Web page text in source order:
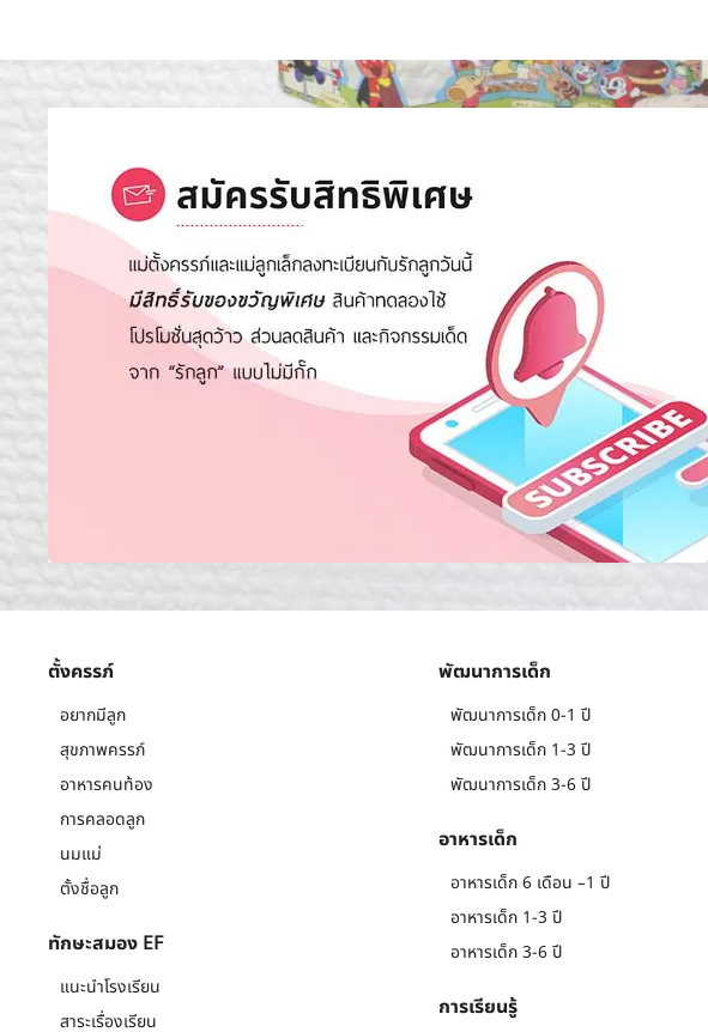
ตั้งครรภ์
อยากมีลูก
สุขภาพครรภ์
อาหารคนท้อง
การคลอดลูก
นมแม่
ตั้งชื่อลูก
ทักษะสมอง EF
แนะนำโรงเรียน
สาระเรื่องเรียน
พัฒนาการเด็ก
พัฒนาการเด็ก 0-1 ปี
พัฒนาการเด็ก 1-3 ปี
พัฒนาการเด็ก 3-6 ปี
อาหารเด็ก
อาหารเด็ก 6 เดือน –1 ปี
อาหารเด็ก 1-3 ปี
อาหารเด็ก 3-6 ปี
การเรียนรู้